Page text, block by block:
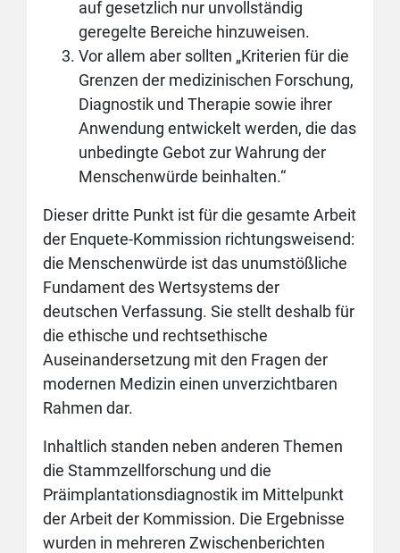
auf gesetzlich nur unvollständig
geregelte Bereiche hinzuweisen.
Vor allem aber sollten „Kriterien für die
Grenzen der medizinischen Forschung,
Diagnostik und Therapie sowie ihrer
Anwendung entwickelt werden, die das
unbedingte Gebot zur Wahrung der
Menschenwürde beinhalten.“
Dieser dritte Punkt ist für die gesamte Arbeit
der Enquete-Kommission richtungsweisend:
die Menschenwürde ist das unumstößliche
Fundament des Wertsystems der
deutschen Verfassung. Sie stellt deshalb für
die ethische und rechtsethische
Auseinandersetzung mit den Fragen der
modernen Medizin einen unverzichtbaren
Rahmen dar.
Inhaltlich standen neben anderen Themen
die Stammzellforschung und die
Präimplantationsdiagnostik im Mittelpunkt
der Arbeit der Kommission. Die Ergebnisse
wurden in mehreren Zwischenberichten